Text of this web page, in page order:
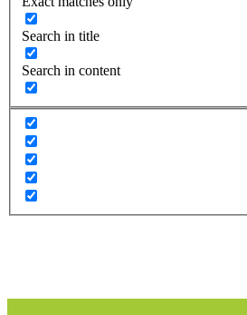
Search in title
Search in content